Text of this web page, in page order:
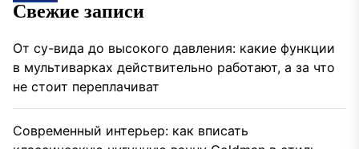
Свежие записи
От су-вида до высокого давления: какие функции
в мультиварках действительно работают, а за что
не стоит переплачиват
Современный интерьер: как вписать